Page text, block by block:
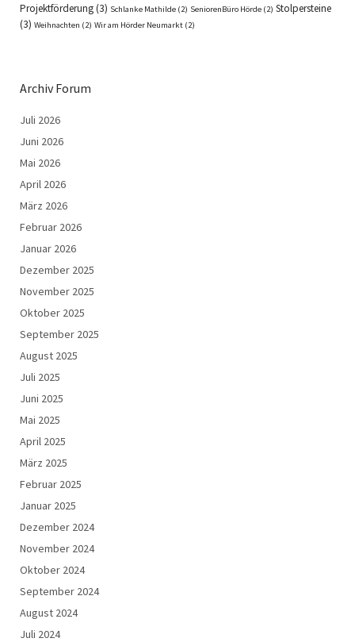
Projektförderung(3) Schlanke Mathilde (2) SeniorenBüro Hörde (2) Stolpersteine
(3) Weihnachten (2) Wir am Hörder Neumarkt (2)
Archiv Forum
Juli 2026
Juni 2026
Mai 2026
April 2026
März 2026
Februar 2026
Januar 2026
Dezember 2025
November 2025
Oktober 2025
September 2025
August 2025
Juli 2025
Juni 2025
Mai 2025
April 2025
März 2025
Februar 2025
Januar 2025
Dezember 2024
November 2024
Oktober 2024
September 2024
August 2024
Juli 2024